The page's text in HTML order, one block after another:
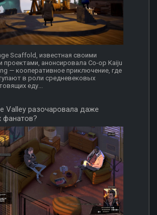
Scaffold, известная своими
проектами, анонсировала Co-op Kaiju
— кооперативное приключение, где
в роли средневековых
еду...
Valley разочаровала даже
фанатов?